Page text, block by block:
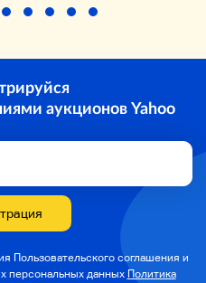
операции.
свяжитесь с
опыта. Спасибо
ответить на вопросы
аукционов Yahoo
Пользовательского соглашения и
персональных данных Политика